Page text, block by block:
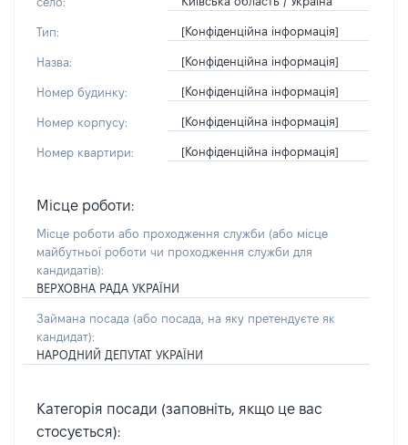
Тип: [Конфіденційна інформація]
Назва: [Конфіденційна інформація]
Номер будинку: [Конфіденційна інформація]
Номер корпусу: [Конфіденційна інформація]
Номер квартири: [Конфіденційна інформація]
Місце роботи:
Місце роботи або проходження служби (або місце
майбутньої роботи чи проходження служби для
кандидатів):
ВЕРХОВНА РАДА УКРАЇНИ
Займана посада (або посада, на яку претендуєте як
кандидат):
НАРОДНИЙ ДЕПУТАТ УКРАЇНИ
Категорія посади (заповніть, якщо це вас
стосується):